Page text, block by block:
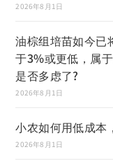
2026年8月1日
油棕组培苗如今
于3%或更低，属
是否多虑了?
2026年8月1日
小农如何用低成本
2026年8月1日